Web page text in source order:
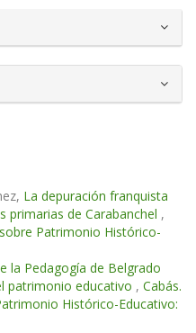
La depuración franquista
primarias de Carabanchel ,
Patrimonio Histórico-
la Pedagogía de Belgrado
patrimonio educativo , Cabás.
Histórico-Educativo: